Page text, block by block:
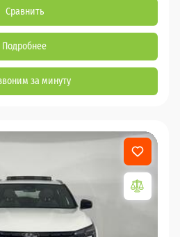
Сравнить
Подробнее
за минуту